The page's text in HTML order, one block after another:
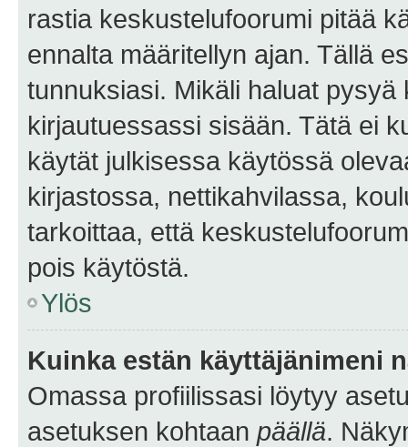
rastia keskustelufoorumi pitää
ennalta määritellyn ajan. Tällä
tunnuksiasi. Mikäli haluat
kirjautuessassi sisään. Tätä ei
käytät julkisessa käytössä
kirjastossa, nettikahvilassa,
tarkoittaa, että
pois käytöstä.
Ylös
Kuinka estän käyttäjänimeni
Omassa profiilissasi löytyy
asetuksen kohtaan päällä.